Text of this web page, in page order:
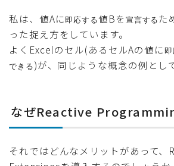
私は、値Aに即応する値Bを 宣言する た
った捉え方をしています。
よくExcelのセル(あるセルAの値に
できる )が、同じような概念の例とし
なぜReactive
それではどんなメリットがあって、